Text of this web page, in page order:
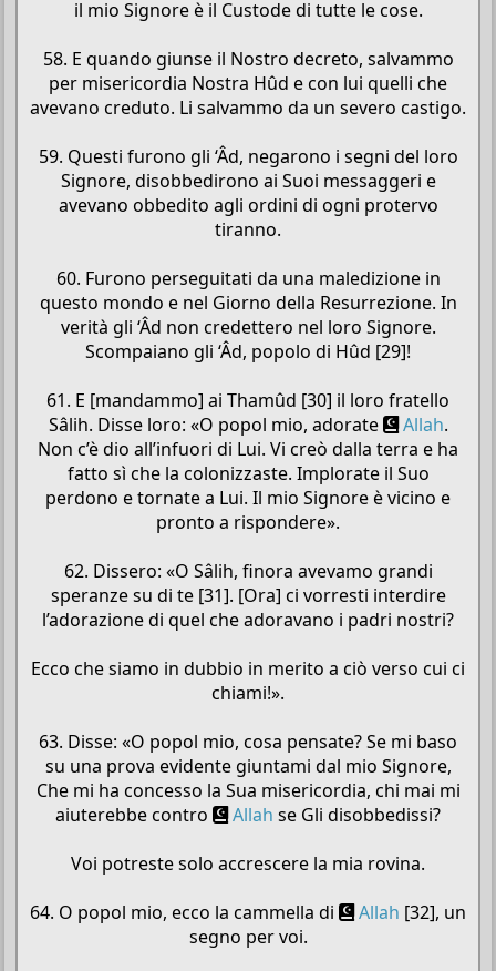
il mio Signore è il Custode di tutte le cose.
58. E quando giunse il Nostro decreto, salvammo
per misericordia Nostra Hûd e con lui quelli che
avevano creduto. Li salvammo da un severo castigo.
59. Questi furono gli ‘Âd, negarono i segni del loro
Signore, disobbedirono ai Suoi messaggeri e
avevano obbedito agli ordini di ogni protervo
tiranno.
60. Furono perseguitati da una maledizione in
questo mondo e nel Giorno della Resurrezione. In
verità gli ‘Âd non credettero nel loro Signore.
Scompaiano gli ‘Âd, popolo di Hûd [29]!
61. E [mandammo] ai Thamûd [30] il loro fratello
Sâlih. Disse loro: «O popol mio, adorate
Allah.
Non c’è dio all’infuori di Lui. Vi creò dalla terra e ha
fatto sì che la colonizzaste. Implorate il Suo
perdono e tornate a Lui. Il mio Signore è vicino e
pronto a rispondere».
62. Dissero: «O Sâlih, finora avevamo grandi
speranze su di te [31]. [Ora] ci vorresti interdire
l’adorazione di quel che adoravano i padri nostri?
Ecco che siamo in dubbio in merito a ciò verso cui ci
chiami!».
63. Disse: «O popol mio, cosa pensate? Se mi baso
su una prova evidente giuntami dal mio Signore,
Che mi ha concesso la Sua misericordia, chi mai mi
aiuterebbe contro
Allah se Gli disobbedissi?
Voi potreste solo accrescere la mia rovina.
64. O popol mio, ecco la cammella di
Allah [32], un
segno per voi.